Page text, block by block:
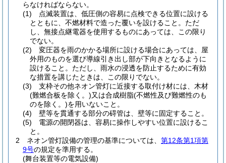
らなければならない。
(1)
点滅装置は、低圧側の容易に点検できる位置に設ける
とともに、不燃材料で造った覆いを設けること。 ただ
し、無接点継電器を使用するものにあっては、この限り
でない。
(2)
変圧器を雨のかかる場所に設ける場合にあっては、屋
外用のものを選び導線引き出し部が下向きとなるように
設けること。 ただし、雨水の浸透を防止するために有効
な措置を講じたときは、この限りでない。
(3)
支枠その他ネオン管灯に近接する取付け材には、木材
(難燃合板を除く。)又は合成樹脂(不燃性及び難燃性のも
のを除く。)を用いないこと。
(4)
壁等を貫通する部分の碍管は、壁等に固定すること。
(5)
電源の開閉器は、容易に操作しやすい位置に設けるこ
と。
2
ネオン管灯設備の管理の基準については、 第12条第1項第
9号の規定を準用する。
(舞台装置等の電気設備)